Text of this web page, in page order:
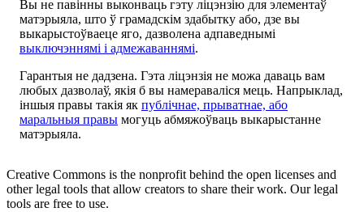
Вы не павінны выконваць гэту ліцэнзію для элементаў
матэрыяла, што ў грамадскім здабытку або, дзе вы
выкарыстоўваеце яго, дазволена адпаведнымі
выключэннямі і адмежаваннямі.
Гарантыя не дадзена. Гэта ліцэнзія не можа даваць вам
любых дазволаў, якія б вы намераваліся мець. Напрыклад,
іншыя правы такія як публічнае, прыватнае, або
маральныя правы могуць абмяжоўваць выкарыстанне
матэрыяла.
Creative Commons is the nonprofit behind the open licenses and
other legal tools that allow creators to share their work. Our legal
tools are free to use.